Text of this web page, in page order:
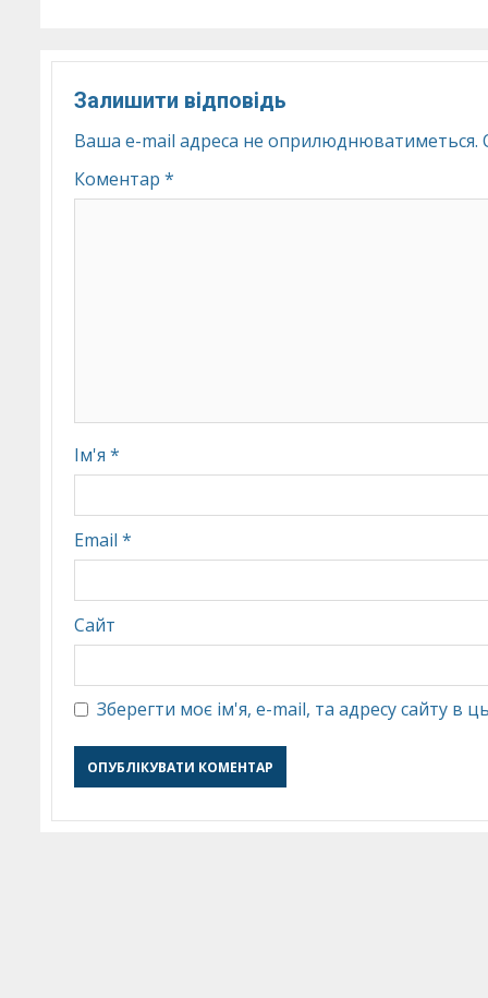
Залишити відповідь
Ваша e-mail адреса не оприлюднюватиметься.
Коментар *
Ім'я *
Email *
Сайт
Зберегти моє ім'я, e-mail, та адресу сайту в